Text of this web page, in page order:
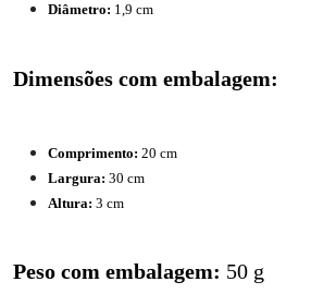
Diâmetro: 1,9 cm
Dimensões com embalagem:
Comprimento: 20 cm
Largura: 30 cm
Altura: 3 cm
Peso com embalagem: 50 g